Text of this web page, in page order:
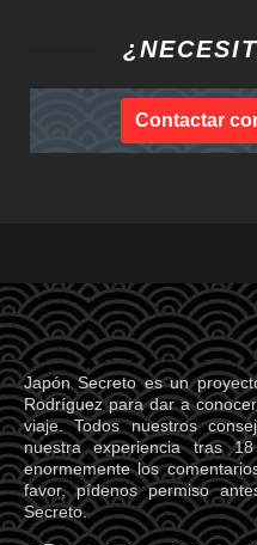
Contactar
Japón Secreto es un
Rodríguez para dar a
viaje. Todos nuestros
nuestra experiencia tras
enormemente los
favor, pídenos permiso
Secreto.